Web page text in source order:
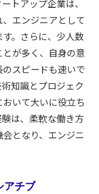
トアップ企業は、
エンジニアとして
。さらに、少人数
が多く、自身の意
スピードも速いで
知識とプロジェク
いて大いに役立ち
は、柔軟な働き方
となり、エンジニ
アチブ